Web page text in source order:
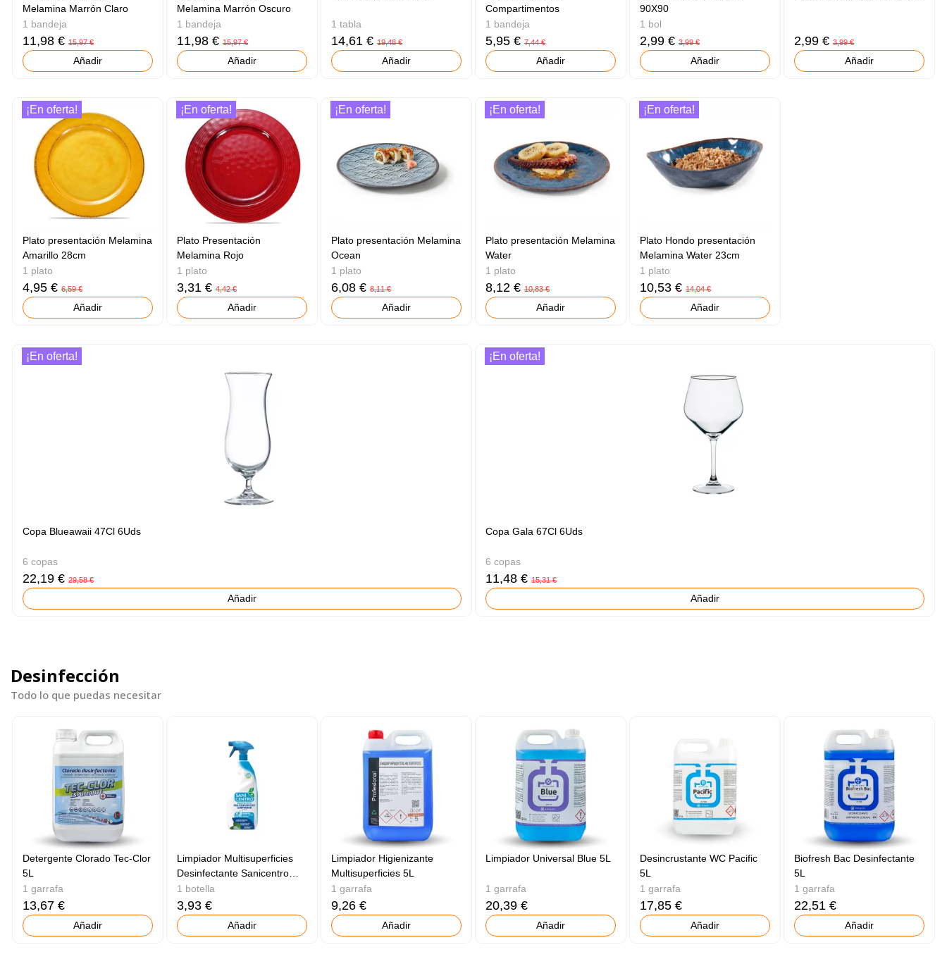
Melamina Marrón Claro
1 bandeja
11,98 €15,97 €
Añadir
Melamina Marrón Oscuro
1 bandeja
11,98 €15,97 €
Añadir
1 tabla
14,61 €19,48 €
Añadir
Compartimentos
1 bandeja
5,95 €7,44 €
Añadir
90X90
1 bol
2,99 €3,99 €
Añadir
2,99 €3,99 €
Añadir
¡En oferta!
Plato presentación Melamina
Amarillo 28cm
1 plato
4,95 €6,59 €
Añadir
¡En oferta!
Plato Presentación
Melamina Rojo
1 plato
3,31 €4,42 €
Añadir
¡En oferta!
Plato presentación Melamina
Ocean
1 plato
6,08 €8,11 €
Añadir
¡En oferta!
Plato presentación Melamina
Water
1 plato
8,12 €10,83 €
Añadir
¡En oferta!
Plato Hondo presentación
Melamina Water 23cm
1 plato
10,53 €14,04 €
Añadir
¡En oferta!
Copa Blueawaii 47Cl 6Uds
6 copas
22,19 €29,58 €
Añadir
¡En oferta!
Copa Gala 67Cl 6Uds
6 copas
11,48 €15,31 €
Añadir
Desinfección
Todo lo que puedas necesitar
Detergente Clorado Tec-Clor
5L
1 garrafa
13,67 €
Añadir
Limpiador Multisuperficies
Desinfectante Sanicentro
750ml
1 botella
3,93 €
Añadir
Limpiador Higienizante
Multisuperficies 5L
1 garrafa
9,26 €
Añadir
Limpiador Universal Blue 5L
1 garrafa
20,39 €
Añadir
Desincrustante WC Pacific
5L
1 garrafa
17,85 €
Añadir
Biofresh Bac Desinfectante
5L
1 garrafa
22,51 €
Añadir